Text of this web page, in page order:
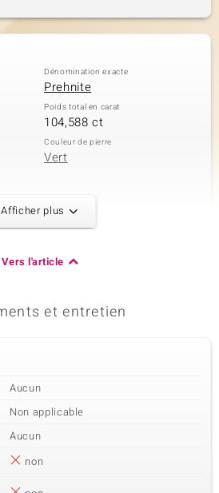
Dénomination exacte
Prehnite
Poids total en carat
104,588 ct
Couleur de pierre
Vert
Taille
Perle fantaisie
Taille
Afficher plus
Vers l'article
et entretien
Aucun
Non applicable
Aucun
non